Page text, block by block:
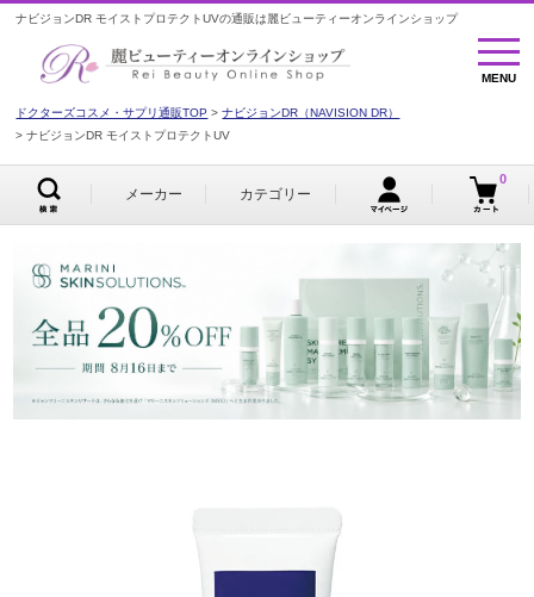
ナビジョンDR モイストプロテクトUVの通販は麗ビューティーオンラインショップ
MENU
MENU
ドクターズコスメ・サプリ通販TOP
ナビジョンDR（NAVISION DR）
ナビジョンDR モイストプロテクトUV
メーカー カテゴリー
0